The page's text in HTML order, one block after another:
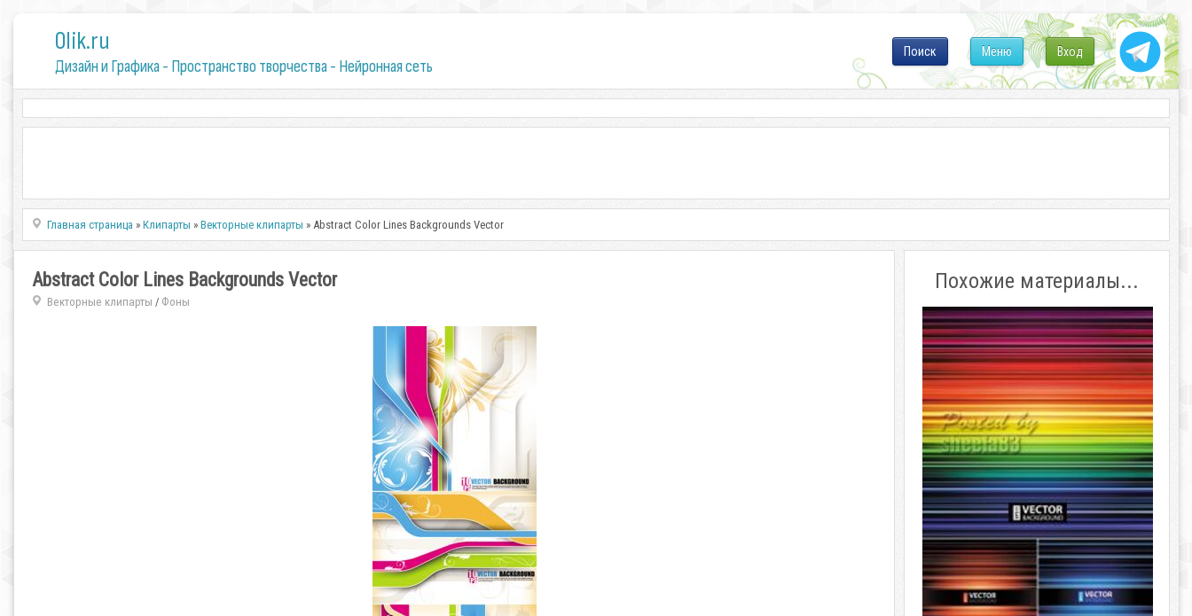
0lik.ru
Дизайн и Графика - Пространство творчества - Нейронная сеть
Вход
Меню
Поиск
Главная страница »Клипарты »Векторные клипарты » Abstract Color Lines Backgrounds Vector
Abstract Color Lines Backgrounds Vector
Векторные клипарты / Фоны
Похожие материалы...